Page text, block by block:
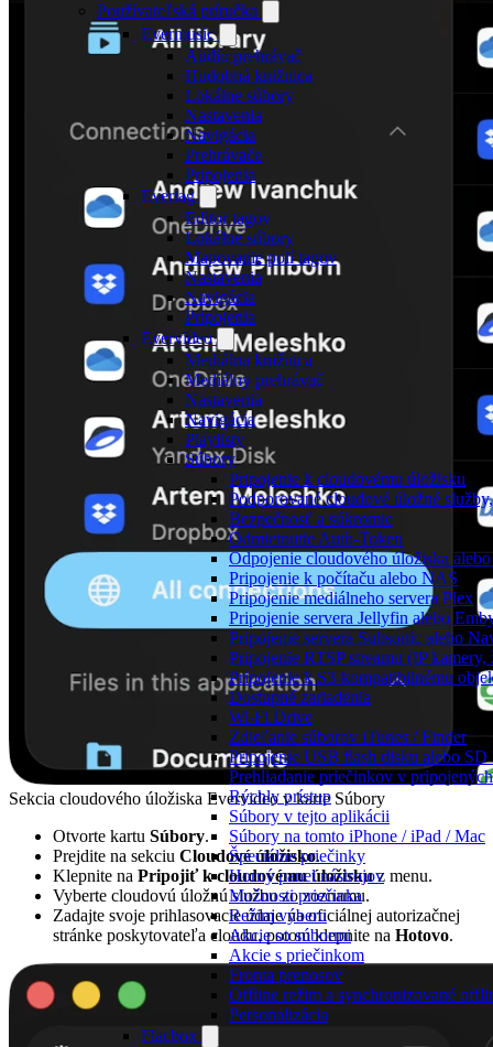
Používateľská príručka
Evermusic
Audio prehrávač
Hudobná knižnica
Lokálne súbory
Nastavenia
Navigácia
Prehrávače
Pripojenia
Evertag
Editor tagov
Lokálne súbory
Mapovanie polí tagov
Nastavenia
Navigácia
Pripojenia
Evervideo
Mediálna knižnica
Mediálny prehrávač
Nastavenia
Navigácia
Playlisty
Súbory
Pripojenie k cloudovému úložisku
Podporované cloudové úložné
Bezpečnosť a súkromie
Odmietnutie Auth-Token
Odpojenie cloudového úložiska
Pripojenie k počítaču alebo NAS
Pripojenie mediálneho servera Plex
Pripojenie servera Jellyfin alebo
Pripojenie servera Subsonic alebo
Pripojenie RTSP streamu (IP
Pripojenie k S3-kompatibilnému
Dostupné zariadenia
Wi-Fi Drive
Zdieľanie súborov iTunes / Finder
Pripojenie USB flash disku alebo SD
Prehliadanie priečinkov v
Rýchly prístup
Súbory v tejto aplikácii
Súbory na tomto iPhone / iPad / Mac
Špeciálne priečinky
Horný panel nástrojov
Možnosti priečinka
Režim výberu
Akcie so súbormi
Akcie s priečinkom
Fronta prenosov
Offline režim a synchronizované
Personalizácia
Flacbox
Sekcia cloudového úložiska Evervideo v karte Súbory
Otvorte kartu Súbory.
Prejdite na sekciu Cloudové úložisko.
Klepnite na Pripojiť k cloudovému úložiskuz menu.
Vyberte cloudovú úložnú službu zo zoznamu.
Zadajte svoje prihlasovacie údaje na oficiálnej autorizačnej
stránke poskytovateľa cloudu, potom klepnite na Hotovo.